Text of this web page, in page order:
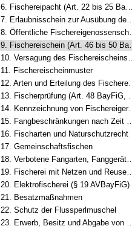
6. Fischereipacht (Art. 22 bis 25 BayFiG)
7. Erlaubnisschein zur Ausübung des Fischfangs (Art. 26 BayFiG)
8. Öffentliche Fischereigenossenschaften (Art. 28 bis 45 BayFiG)
9. Fischereischein (Art. 46 bis 50 BayFiG)
10. Versagung des Fischereischeins (Art. 49 Abs. 1 BayFiG)
11. Fischereischeinmuster
12. Arten und Erteilung des Fischereischeins
13. Fischerprüfung (Art. 48 BayFiG, §§ 4 bis 8 AVBayFiG)
14. Kennzeichnung von Fischereigeräten
15. Fangbeschränkungen nach Zeit und Maß
16. Fischarten und Naturschutzrecht
17. Gemeinschaftsfischen
18. Verbotene Fangarten, Fanggeräte und Fangvorrichtungen
19. Fischerei mit Netzen und Reusen, ständige Fangvorrichtungen
20. Elektrofischerei (§ 19 AVBayFiG)
21. Besatzmaßnahmen
22. Schutz der Flussperlmuschel
23. Erwerb, Besitz und Abgabe von Fischen